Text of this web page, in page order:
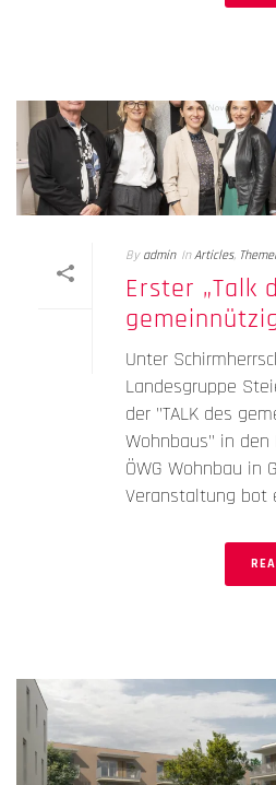
By admin In Articles,
Erster „Talk
Unter
Landesgruppe
der "TALK des
Wohnbaus" in
ÖWG Wohnbau in
Veranstaltung bot